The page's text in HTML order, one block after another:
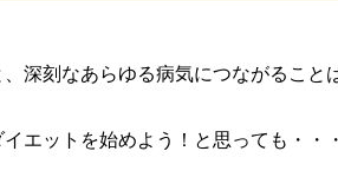
深刻なあらゆる病気につながること
エットを始めよう！と思っても・・・